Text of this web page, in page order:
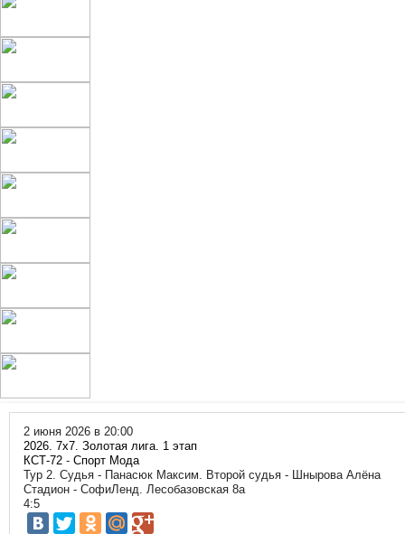
2 июня 2026 в 20:00
2026. 7х7. Золотая лига. 1 этап
КСТ-72 - Спорт Мода
Тур 2. Судья - Панасюк Максим. Второй судья - Шнырова Алёна
Стадион - СофиЛенд. Лесобазовская 8а
4:5